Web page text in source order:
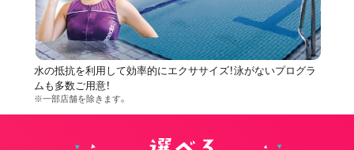
水の抵抗を利用して効率的にエクササイズ！泳がないプログラ
ムも多数ご用意！
※一部店舗を除きます。